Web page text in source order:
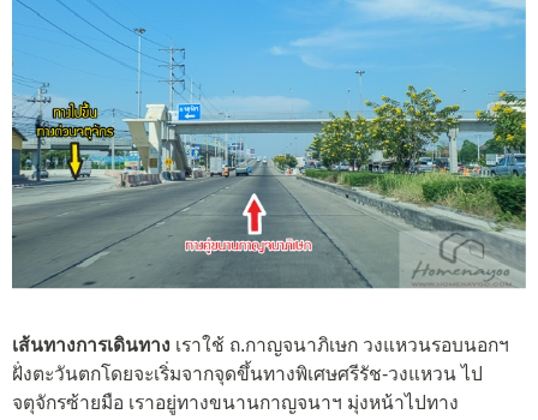
เส้นทางการเดินทาง เราใช้ ถ.กาญจนาภิเษก วงแหวนรอบนอกฯ
ฝั่งตะวันตกโดยจะเริ่มจากจุดขึ้นทางพิเศษศรีรัช-วงแหวน ไป
จตุจักรซ้ายมือ เราอยู่ทางขนานกาญจนาฯ มุ่งหน้าไปทาง